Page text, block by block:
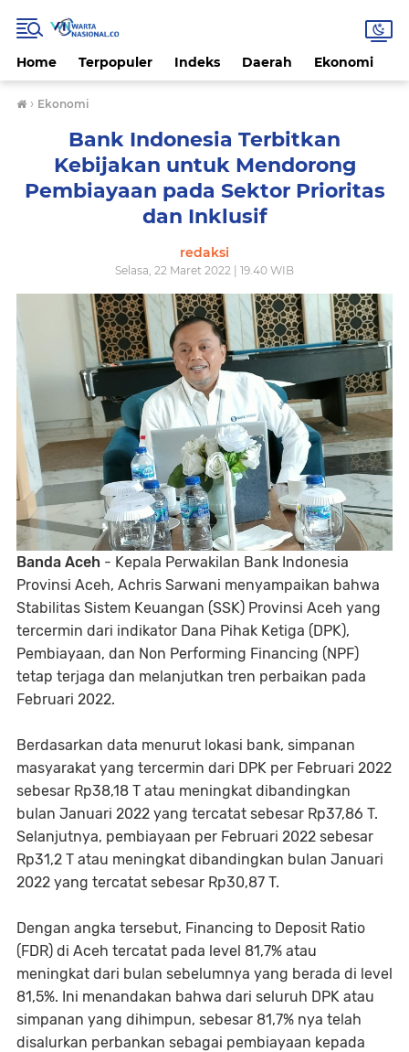
Home Terpopuler Indeks Daerah Ekonomi
› Ekonomi
Bank Indonesia Terbitkan
Kebijakan untuk Mendorong
Pembiayaan pada Sektor Prioritas
dan Inklusif
redaksi
Selasa, 22 Maret 2022 | 19.40 WIB
Banda Aceh - Kepala Perwakilan Bank Indonesia
Provinsi Aceh, Achris Sarwani menyampaikan bahwa
Stabilitas Sistem Keuangan (SSK) Provinsi Aceh yang
tercermin dari indikator Dana Pihak Ketiga (DPK),
Pembiayaan, dan Non Performing Financing (NPF)
tetap terjaga dan melanjutkan tren perbaikan pada
Februari 2022.
Berdasarkan data menurut lokasi bank, simpanan
masyarakat yang tercermin dari DPK per Februari 2022
sebesar Rp38,18 T atau meningkat dibandingkan
bulan Januari 2022 yang tercatat sebesar Rp37,86 T.
Selanjutnya, pembiayaan per Februari 2022 sebesar
Rp31,2 T atau meningkat dibandingkan bulan Januari
2022 yang tercatat sebesar Rp30,87 T.
Dengan angka tersebut, Financing to Deposit Ratio
(FDR) di Aceh tercatat pada level 81,7% atau
meningkat dari bulan sebelumnya yang berada di level
81,5%. Ini menandakan bahwa dari seluruh DPK atau
simpanan yang dihimpun, sebesar 81,7% nya telah
disalurkan perbankan sebagai pembiayaan kepada